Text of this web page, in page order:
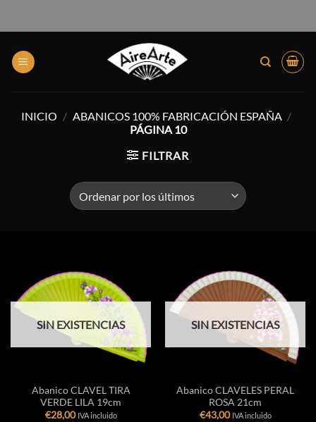
INICIO / ABANICOS 100% FABRICACIÓN ESPAÑA /
PÁGINA 10
FILTRAR
SIN EXISTENCIAS
Abanico CLAVEL TIRA
VERDE LILA 19cm
€28,00 IVA incluido
SIN EXISTENCIAS
Abanico CLAVELES PERAL
ROSA 21cm
€43,00 IVA incluido